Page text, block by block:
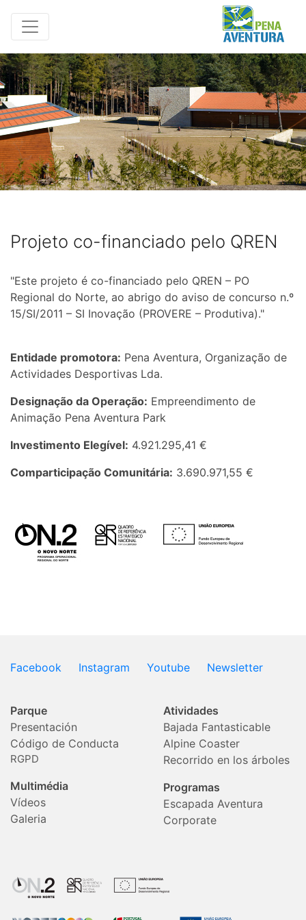
Projeto co-financiado pelo QREN
"Este projeto é co-financiado pelo QREN – PO
Regional do Norte, ao abrigo do aviso de concurso n.º
15/SI/2011 – SI Inovação (PROVERE – Produtiva)."
Entidade promotora: Pena Aventura, Organização de
Actividades Desportivas Lda.
Designação da Operação: Empreendimento de
Animação Pena Aventura Park
Investimento Elegível: 4.921.295,41 €
Comparticipação Comunitária: 3.690.971,55 €
Facebook Instagram Youtube Newsletter
Parque
Presentación
Código de Conducta
RGPD
Multimédia
Vídeos
Galeria
Atividades
Bajada Fantasticable
Alpine Coaster
Recorrido en los árboles
Programas
Escapada Aventura
Corporate